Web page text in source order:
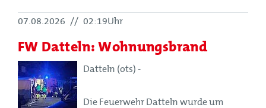
07.08.2026 // 02:19Uhr
FW Datteln: Wohnungsbrand
Datteln (ots) -
Die Feuerwehr Datteln wurde um